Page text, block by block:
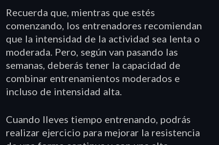
Recuerda que, mientras que estés
comenzando, los entrenadores recomiendan
que la intensidad de la actividad sea lenta o
moderada. Pero, según van pasando las
semanas, deberás tener la capacidad de
combinar entrenamientos moderados e
incluso de intensidad alta.
Cuando lleves tiempo entrenando, podrás
realizar ejercicio para mejorar la resistencia